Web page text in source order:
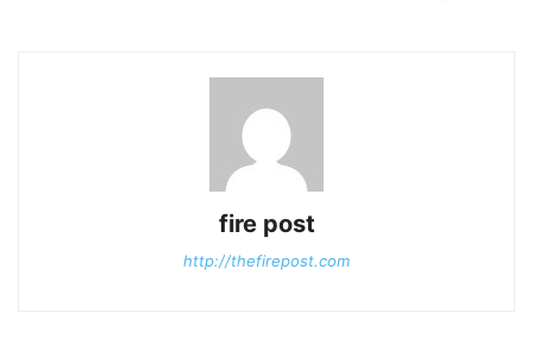
fire post
http://thefirepost.com